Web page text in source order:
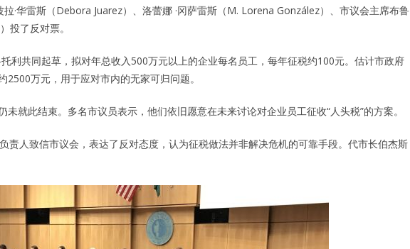
拉·华雷斯（Debora Juarez）、洛蕾娜 ·冈萨雷斯（M. Lorena González）、市议会主席布鲁
投了反对票。
利共同起草，拟对年总收入500万元以上的企业每名员工，每年征税约100元。估计市政府
2500万元，用于应对市内的无家可归问题。
未就此结束。多名市议员表示，他们依旧愿意在未来讨论对企业员工征收“人头税”的方案。
责人致信市议会，表达了反对态度，认为征税做法并非解决危机的可靠手段。代市长伯杰斯